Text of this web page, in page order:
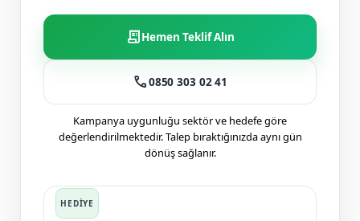
receipt_longHemen Teklif Alın
call0850 303 02 41
Kampanya uygunluğu sektör ve hedefe göre
değerlendirilmektedir. Talep bıraktığınızda aynı gün
dönüş sağlanır.